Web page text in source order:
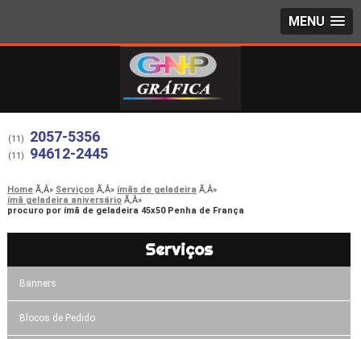
MENU
(11) 2057-5356
(11) 94612-2445
Home Serviços
ímãs de geladeira
ímã geladeira aniversário
procuro por ímã de geladeira 45x50 Penha de França
Serviços
Banners
Blocos de Pedido